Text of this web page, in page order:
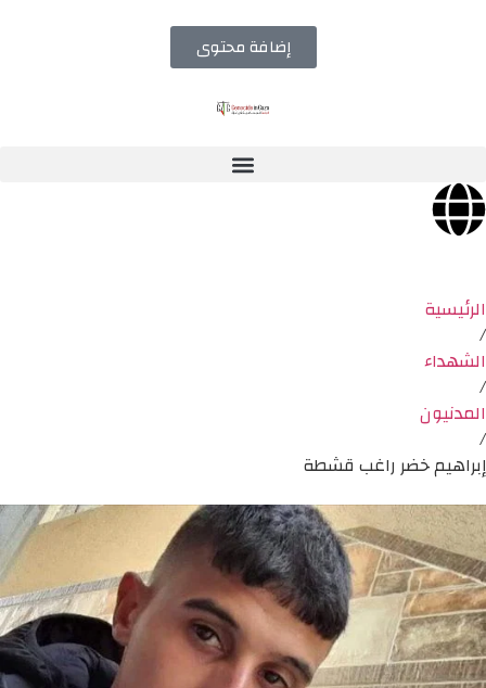
إضافة محتوى
الرئيسية
/
الشهداء
/
المدنيون
/
إبراهيم خضر راغب قشطة